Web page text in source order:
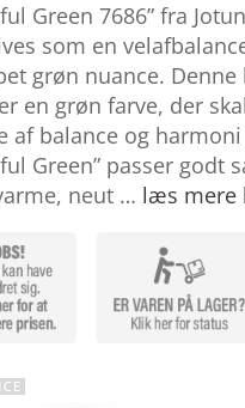
på
Green 7686” fra
som en
grøn nuance. Denne
en grøn farve, der
af balance og
Green” passer godt
neut … læs mere